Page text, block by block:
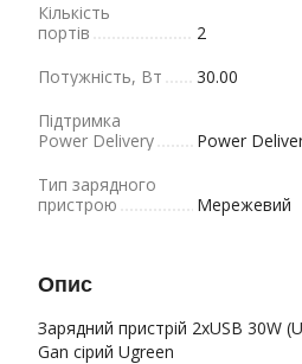
Кількість
портів
2
Потужність, Вт
30.00
Підтримка
Power Delivery
Power
Тип зарядного
пристрою
Мережевий
Опис
Зарядний пристрій 2xUSB 30W
Gan сірий Ugreen